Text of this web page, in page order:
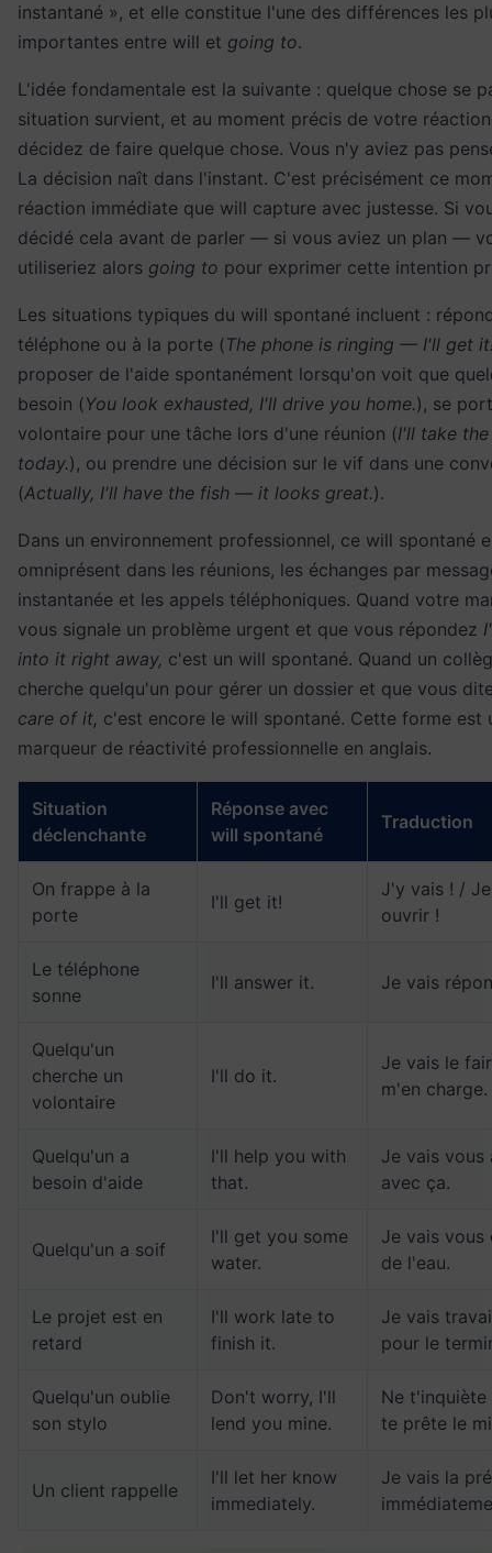
instantané », et elle constitue l'une des différences les
importantes entre will et going to.
L'idée fondamentale est la suivante : quelque chose se
situation survient, et au moment précis de votre
décidez de faire quelque chose. Vous n'y aviez pas
La décision naît dans l'instant. C'est précisément ce
réaction immédiate que will capture avec justesse. Si
décidé cela avant de parler — si vous aviez un plan —
utiliseriez alors going to pour exprimer cette intention
Les situations typiques du will spontané incluent :
téléphone ou à la porte (The phone is ringing — I'll get
proposer de l'aide spontanément lorsqu'on voit que
besoin (You look exhausted, I'll drive you home.), se
volontaire pour une tâche lors d'une réunion (I'll take
today.), ou prendre une décision sur le vif dans une
(Actually, I'll have the fish — it looks great.).
Dans un environnement professionnel, ce will spontané
omniprésent dans les réunions, les échanges par
instantanée et les appels téléphoniques. Quand votre
vous signale un problème urgent et que vous répondez
into it right away, c'est un will spontané. Quand un
cherche quelqu'un pour gérer un dossier et que vous
care of it, c'est encore le will spontané. Cette forme est
marqueur de réactivité professionnelle en anglais.
Situation
déclenchante
Réponse avec
will spontané
Traduction
On frappe à la
porte
I'll get it!
J'y vais ! /
ouvrir !
Le téléphone
sonne
I'll answer it. Je vais
Quelqu'un
cherche un
volontaire
I'll do it.
Je vais le
m'en charge.
Quelqu'un a
besoin d'aide
I'll help you with
that.
Je vais vous
avec ça.
Quelqu'un a soif
I'll get you some
water.
Je vais vous
de l'eau.
Le projet est en
retard
I'll work late to
finish it.
Je vais
pour le
Quelqu'un oublie
son stylo
Don't worry, I'll
lend you mine.
Ne t'inquiète
te prête le
Un client rappelle
I'll let her know
immediately.
Je vais la